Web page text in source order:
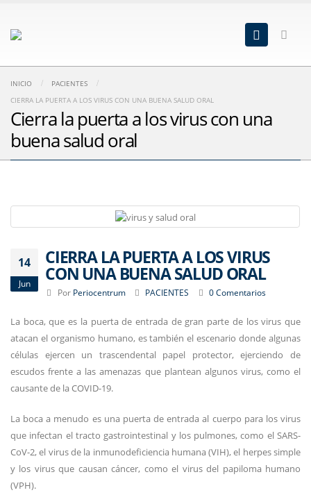
INICIO
PACIENTES
CIERRA LA PUERTA A LOS VIRUS CON UNA BUENA SALUD ORAL
Cierra la puerta a los virus con una
buena salud oral
14
Jun
CIERRA LA PUERTA A LOS VIRUS
CON UNA BUENA SALUD ORAL
Por Periocentrum PACIENTES 0 Comentarios
La boca, que es la puerta de entrada de gran parte de los virus que
atacan el organismo humano, es también el escenario donde algunas
células ejercen un trascendental papel protector, ejerciendo de
escudos frente a las amenazas que plantean algunos virus, como el
causante de la COVID-19.
La boca a menudo es una puerta de entrada al cuerpo para los virus
que infectan el tracto gastrointestinal y los pulmones, como el SARS-
CoV-2, el virus de la inmunodeficiencia humana (VIH), el herpes simple
y los virus que causan cáncer, como el virus del papiloma humano
(VPH).